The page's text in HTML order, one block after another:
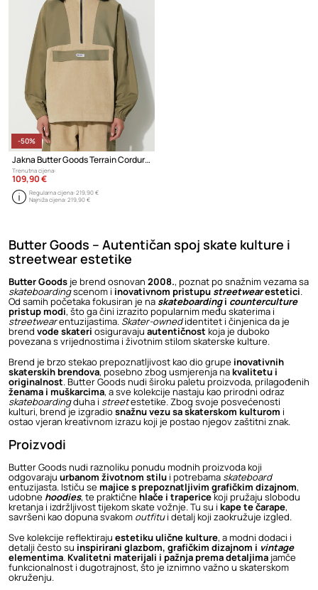
-50%
Jakna Butter Goods Terrain Corduroy Jacket
Trenutna cijena:
109,90 €
Regularna cijena:219,90 €
Najniža cijena:219,90 €
Butter Goods – Autentičan spoj skate kulture i
streetwear estetike
Butter Goods je brend osnovan 2008., poznat po snažnim vezama sa
skateboardingscenom i inovativnom pristupustreetwearestetici.
Od samih početaka fokusiran je na skateboardingi counterculture
pristup modi, što ga čini izrazito popularnim među skaterima i
streetwearentuzijastima. Skater-ownedidentitet i činjenica da je
brend vode skateri osiguravaju autentičnost koja je duboko
povezana s vrijednostima i životnim stilom skaterske kulture.
Brend je brzo stekao prepoznatljivost kao dio grupe inovativnih
skaterskih brendova, posebno zbog usmjerenja nakvalitetu i
originalnost. Butter Goods nudi široku paletu proizvoda, prilagođenih
ženama i muškarcima, a sve kolekcije nastaju kao prirodni odraz
skateboardingduha i streetestetike. Zbog svoje posvećenosti
kulturi, brend je izgradiosnažnu vezu sa skaterskom kulturom i
ostao vjeran kreativnom izrazu koji je postao njegov zaštitni znak.
Proizvodi
Butter Goods nudi raznoliku ponudu modnih proizvoda koji
odgovaraju urbanom životnom stilu i potrebama skateboard
entuzijasta. Ističu se majice s prepoznatljivim grafičkim dizajnom,
udobne hoodies, te praktičnehlače i trapericekoji pružaju slobodu
kretanja i izdržljivost tijekom skate vožnje. Tu su i kape te čarape,
savršeni kao dopuna svakom outfitui detalj koji zaokružuje izgled.
Sve kolekcije reflektiraju estetiku ulične kulture, a modni dodaci i
detalji često su inspirirani glazbom, grafičkim dizajnom i vintage
elementima.Kvalitetni materijali i pažnja prema detaljima jamče
funkcionalnost i dugotrajnost, što je iznimno važno u skaterskom
okruženju.